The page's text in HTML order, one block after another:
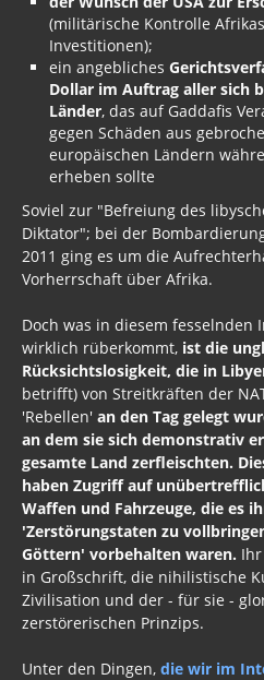
(militärische Kontrolle
Investitionen);
ein angebliches
Dollar im Auftrag aller sich
Länder, das auf Gaddafis
gegen Schäden aus
europäischen Ländern
erheben sollte
Soviel zur "Befreiung des
Diktator"; bei der
2011 ging es um die
Vorherrschaft über Afrika.
Doch was in diesem
wirklich rüberkommt, ist die
Rücksichtslosigkeit, die in
betrifft) von Streitkräften der
'Rebellen' an den Tag gelegt
an dem sie sich demonstrativ
gesamte Land zerfleischten.
haben Zugriff auf
Waffen und Fahrzeuge, die es
'Zerstörungstaten zu
Göttern' vorbehalten waren.
in Großschrift, die nihilistische
Zivilisation und der - für sie -
zerstörerischen Prinzips.
Unter den Dingen, die wir im